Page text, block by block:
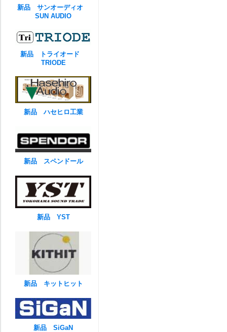
新品 サンオーディオ
SUN AUDIO
新品 トライオード
TRIODE
新品 ハセヒロ工業
新品 スペンドール
新品 YST
新品 キットヒット
新品 SiGaN